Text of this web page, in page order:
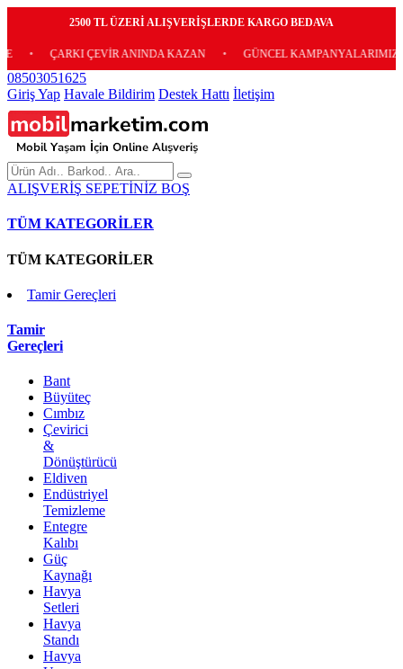
2500 TL ÜZERİ ALIŞVERİŞLERDE KARGO BEDAVA
ÇARKI ÇEVİR ANINDA KAZAN • GÜNCEL KAMPANYALARIMIZ İÇİN
08503051625
Giriş Yap Havale Bildirim Destek Hattı İletişim
ALIŞVERİŞ SEPETİNİZ BOŞ
TÜM KATEGORİLER
TÜM KATEGORİLER
Tamir Gereçleri
Tamir
Gereçleri
Bant
Büyüteç
Cımbız
Çevirici
&
Dönüştürücü
Eldiven
Endüstriyel
Temizleme
Entegre
Kalıbı
Güç
Kaynağı
Havya
Setleri
Havya
Standı
Havya